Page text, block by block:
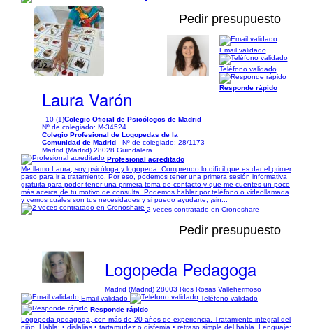
1/2
Pedir presupuesto
Laura Varón
10 (1)Colegio Oficial de Psicólogos de Madrid -
Nº de colegiado: M-34524
Colegio Profesional de Logopedas de la
Comunidad de Madrid - Nº de colegiado: 28/1173
Madrid (Madrid) 28028 Guindalera
Email validado
Teléfono validado
Responde rápido
Profesional acreditado
Me llamo Laura, soy psicóloga y logopeda. Comprendo lo difícil que es dar el primer
paso para ir a tratamiento. Por eso, podemos tener una primera sesión informativa
gratuita para poder tener una primera toma de contacto y que me cuentes un poco
más acerca de tu motivo de consulta. Podemos hablar por teléfono o videollamada
y vemos cuáles son tus necesidades y si puedo ayudarte, ¡sin...
2 veces contratado en Cronoshare
Pedir presupuesto
Logopeda Pedagoga
Madrid (Madrid) 28003 Rios Rosas Vallehermoso
Email validado
Teléfono validado
Responde rápido
Logopeda-pedagoga, con más de 20 años de experiencia. Tratamiento integral del
niño. Habla: • dislalias • tartamudez o disfemia • retraso simple del habla. Lenguaje: